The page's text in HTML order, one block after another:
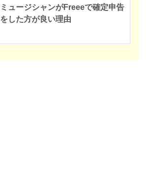
ミュージシャンがFreeeで確定申告
をした方が良い理由